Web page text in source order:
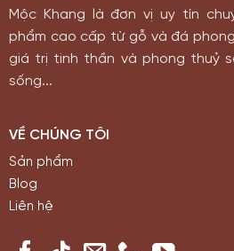
Mộc Khang là đơn vị uy tín
phẩm cao cấp từ gỗ và đá
giá trị tinh thần và phong thuỷ
sống...
VỀ CHÚNG TÔI
Sản phẩm
Blog
Liên hệ